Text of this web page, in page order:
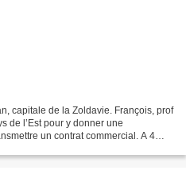
capitale de la Zoldavie. François, prof
de l’Est pour y donner une
un contrat commercial. A 4